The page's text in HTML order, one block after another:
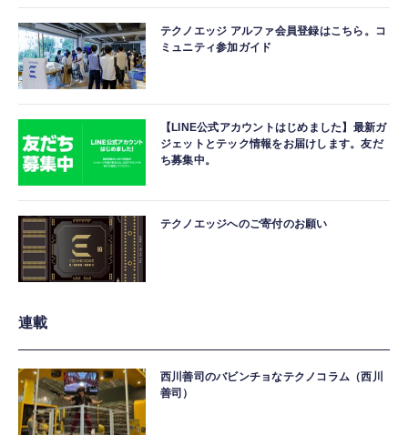
テクノエッジ アルファ会員登録はこちら。コ
ミュニティ参加ガイド
【LINE公式アカウントはじめました】最新ガ
ジェットとテック情報をお届けします。友だ
ち募集中。
テクノエッジへのご寄付のお願い
連載
西川善司のバビンチョなテクノコラム（西川
善司）